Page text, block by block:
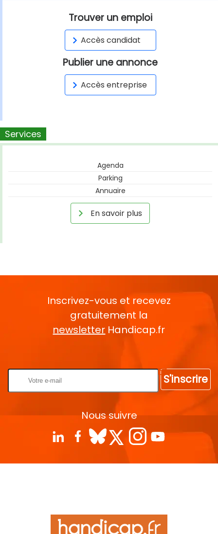
Trouver un emploi
Accès candidat
Publier une annonce
Accès entreprise
Services
Agenda
Parking
Annuaire
En savoir plus
Inscrivez-vous et recevez
gratuitement la
newsletter Handicap.fr
S'inscrire
Nous suivre